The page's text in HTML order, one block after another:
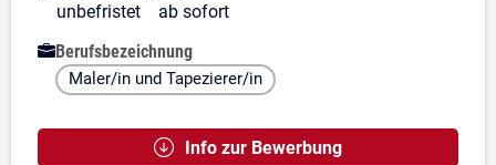
unbefristet
ab sofort
Berufsbezeichnung
Maler/in und Tapezierer/in
Info zur Bewerbung